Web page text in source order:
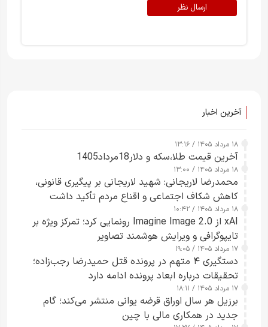
ارسال نظر
آخرین اخبار
۱۸ مرداد ۱۴۰۵ / ۱۳:۱۶
آخرین قیمت طلا،سکه و دلار18مرداد1405
۱۸ مرداد ۱۴۰۵ / ۱۳:۰۰
محمدرضا لاریجانی: شهید لاریجانی بر پیگیری قانونی،
کاهش شکاف اجتماعی و اقناع مردم تأکید داشت
۱۸ مرداد ۱۴۰۵ / ۱۰:۴۲
xAI از Imagine Image 2.0 رونمایی کرد؛ تمرکز ویژه بر
تایپوگرافی و ویرایش هوشمند تصاویر
۱۷ مرداد ۱۴۰۵ / ۱۹:۰۵
دستگیری ۴ متهم در پرونده قتل حمیدرضا رجب‌زاده؛
تحقیقات درباره ابعاد پرونده ادامه دارد
۱۷ مرداد ۱۴۰۵ / ۱۸:۱۱
برزیل هر سال اوراق قرضه یوانی منتشر می‌کند؛ گام
جدید در همکاری مالی با چین